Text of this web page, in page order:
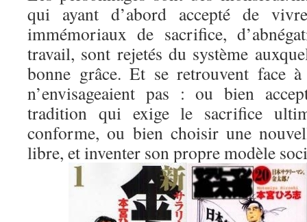
qui ayant d’abord accepté de
immémoriaux de sacrifice,
travail, sont rejetés du système
bonne grâce. Et se retrouvent face
n’envisageaient pas : ou bien
tradition qui exige le sacrifice
conforme, ou bien choisir une
libre, et inventer son propre modèle